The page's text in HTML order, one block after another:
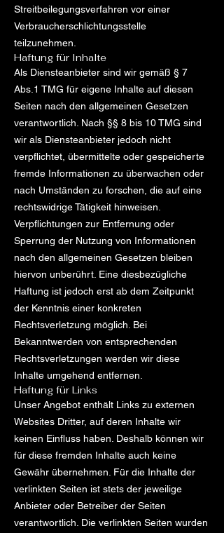
Streitbeilegungsverfahren vor einer
Verbraucherschlichtungsstelle
teilzunehmen.
Haftung für Inhalte
Als Diensteanbieter sind wir gemäß § 7
Abs.1 TMG für eigene Inhalte auf diesen
Seiten nach den allgemeinen Gesetzen
verantwortlich. Nach §§ 8 bis 10 TMG sind
wir als Diensteanbieter jedoch nicht
verpflichtet, übermittelte oder gespeicherte
fremde Informationen zu überwachen oder
nach Umständen zu forschen, die auf eine
rechtswidrige Tätigkeit hinweisen.
Verpflichtungen zur Entfernung oder
Sperrung der Nutzung von Informationen
nach den allgemeinen Gesetzen bleiben
hiervon unberührt. Eine diesbezügliche
Haftung ist jedoch erst ab dem Zeitpunkt
der Kenntnis einer konkreten
Rechtsverletzung möglich. Bei
Bekanntwerden von entsprechenden
Rechtsverletzungen werden wir diese
Inhalte umgehend entfernen.
Haftung für Links
Unser Angebot enthält Links zu externen
Websites Dritter, auf deren Inhalte wir
keinen Einfluss haben. Deshalb können wir
für diese fremden Inhalte auch keine
Gewähr übernehmen. Für die Inhalte der
verlinkten Seiten ist stets der jeweilige
Anbieter oder Betreiber der Seiten
verantwortlich. Die verlinkten Seiten wurden